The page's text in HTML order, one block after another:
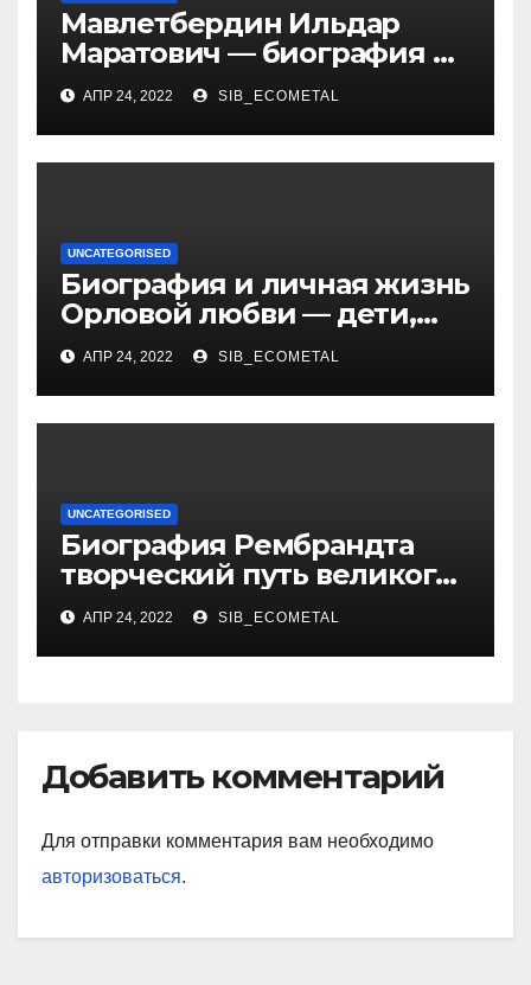
Мавлетбердин Ильдар
Маратович — биография и
достижения талантливого
российского политика и
бизнесмена
АПР 24, 2022 SIB_ECOMETAL
UNCATEGORISED
Биография и личная жизнь
Орловой любви — дети,
достижения, семейные
радости
АПР 24, 2022 SIB_ECOMETAL
UNCATEGORISED
Биография Рембрандта
творческий путь великого
художника
АПР 24, 2022 SIB_ECOMETAL
Добавить комментарий
Для отправки комментария вам необходимо
авторизоваться.